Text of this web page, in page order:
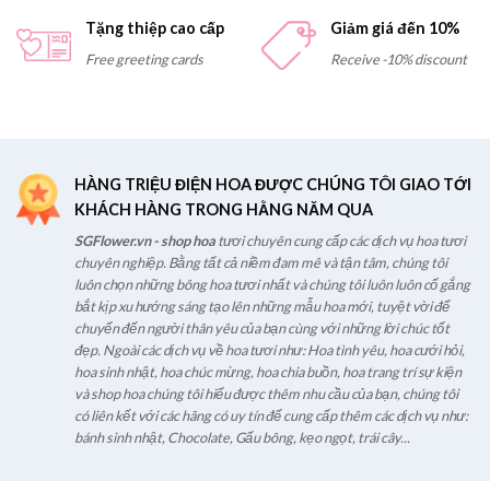
Tặng thiệp cao cấp
Free greeting cards
Giảm giá đến 10%
Receive -10% discount
HÀNG TRIỆU ĐIỆN HOA ĐƯỢC CHÚNG TÔI GIAO TỚI
KHÁCH HÀNG TRONG HẰNG NĂM QUA
SGFlower.vn - shop hoatươi chuyên cung cấp các dịch vụ hoa tươi
chuyên nghiệp. Bằng tất cả niềm đam mê và tận tâm, chúng tôi
luôn chọn những bông hoa tươi nhất và chúng tôi luôn luôn cố gắng
bắt kịp xu hướng sáng tạo lên những mẫu hoa mới, tuyệt vời để
chuyển đến người thân yêu của bạn cùng với những lời chúc tốt
đẹp. Ngoài các dịch vụ về hoa tươi như: Hoa tình yêu, hoa cưới hỏi,
hoa sinh nhật, hoa chúc mừng, hoa chia buồn, hoa trang trí sự kiện
và shop hoa chúng tôi hiểu được thêm nhu cầu của bạn, chúng tôi
có liên kết với các hãng có uy tín để cung cấp thêm các dịch vụ như:
bánh sinh nhật, Chocolate, Gấu bông, kẹo ngọt, trái cây...